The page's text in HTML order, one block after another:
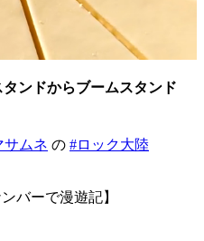
ンドからブームスタンド
サムネ の #ロック大陸
バーで漫遊記】